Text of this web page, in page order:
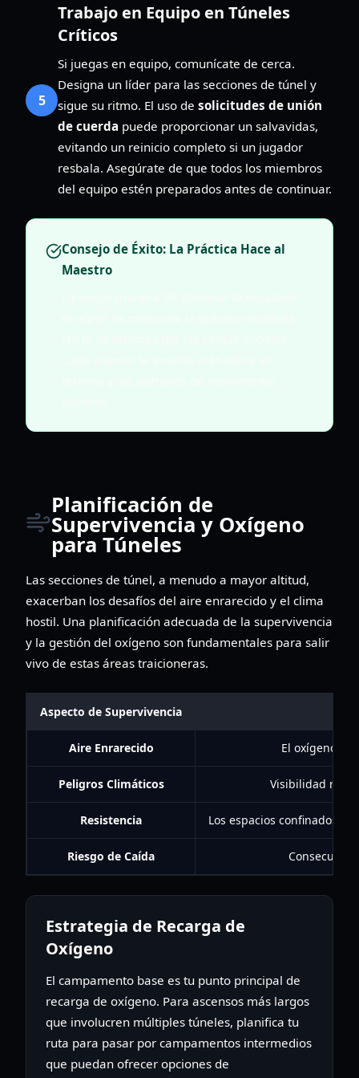
5
Trabajo en Equipo en Túneles
Críticos
Si juegas en equipo, comunícate de cerca.
Designa un líder para las secciones de túnel y
sigue su ritmo. El uso de solicitudes de unión
de cuerda puede proporcionar un salvavidas,
evitando un reinicio completo si un jugador
resbala. Asegúrate de que todos los miembros
del equipo estén preparados antes de continuar.
Consejo de Éxito: La Práctica Hace al
Maestro
Planificación de
Supervivencia y Oxígeno
para Túneles
Las secciones de túnel, a menudo a mayor altitud,
exacerban los desafíos del aire enrarecido y el clima
hostil. Una planificación adecuada de la supervivencia
y la gestión del oxígeno son fundamentales para salir
vivo de estas áreas traicioneras.
Aspecto de Supervivencia
Aire Enrarecido El oxígeno
Peligros Climáticos Visibilidad
Resistencia Los espacios confinados
Riesgo de Caída
Estrategia de Recarga de
Oxígeno
El campamento base es tu punto principal de
recarga de oxígeno. Para ascensos más largos
que involucren múltiples túneles, planifica tu
ruta para pasar por campamentos intermedios
que puedan ofrecer opciones de